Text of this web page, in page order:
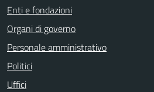
Enti e fondazioni
Organi di governo
Personale amministrativo
Politici
Uffici